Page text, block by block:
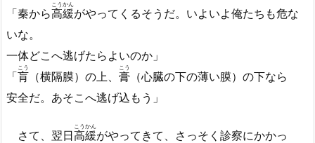
「秦から高緩
こうかん
がやってくるそうだ。いよいよ俺たちも危な
いな。
一体どこへ逃げたらよいのか」
「 肓
こう
（横隔膜）の上、 膏
こう
（心臓の下の薄い膜）の下なら
安全だ。あそこへ逃げ込もう」
さて、翌日 高緩
こうかん
がやってきて、さっそく診察にかかっ